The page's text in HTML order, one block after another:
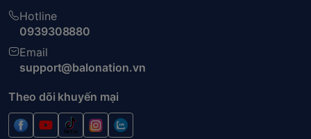
Hotline
0939308880
Email
support@balonation.vn
Theo dõi khuyến mại